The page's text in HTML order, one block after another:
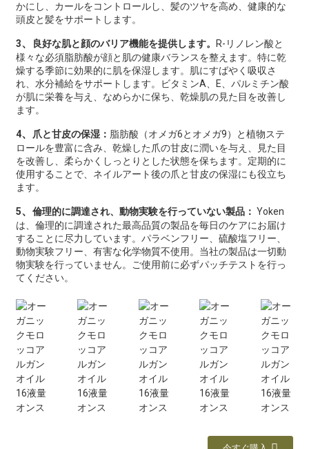
かにし、カールをコントロールし、髪のツヤを高め、健康的な
頭皮と髪をサポートします。
3、 良好な肌と顔のバリア機能を提供します。
R-リノレン酸と
様々な必須脂肪酸が顔と肌の健康バランスを整えます。特に乾
燥する季節に効果的に肌を保湿します。肌にすばやく吸収さ
れ、水分補給をサポートします。ビタミンA、E、パルミチン酸
が肌に栄養を与え、なめらかに保ち、乾燥肌の見た目を改善し
ます。
4、 爪と甘皮の保湿： 脂肪酸（オメガ6とオメガ9）と植物ステ
ロールを豊富に含み、乾燥した爪の甘皮に潤いを与え、見た目
を改善し、柔らかくしっとりとした状態を保ちます。定期的に
使用することで、ネイルアート後の爪と甘皮の保湿にも役立ち
ます。
5、 倫理的に調達され、動物実験を行っていない製品： Yoken
は、倫理的に調達された最高品質の製品を毎日のケアにお届け
することに尽力しています。パラベンフリー、硫酸塩フリー、
動物実験フリー、有害な化学物質不使用。当社の製品は一切動
物実験を行っていません。ご使用前に必ずパッチテストを行っ
てください。